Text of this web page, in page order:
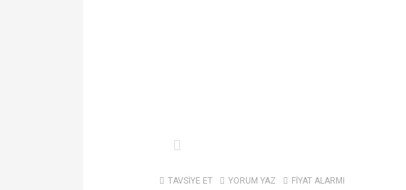
TAVSİYE ET YORUM YAZ FİYAT ALARMI